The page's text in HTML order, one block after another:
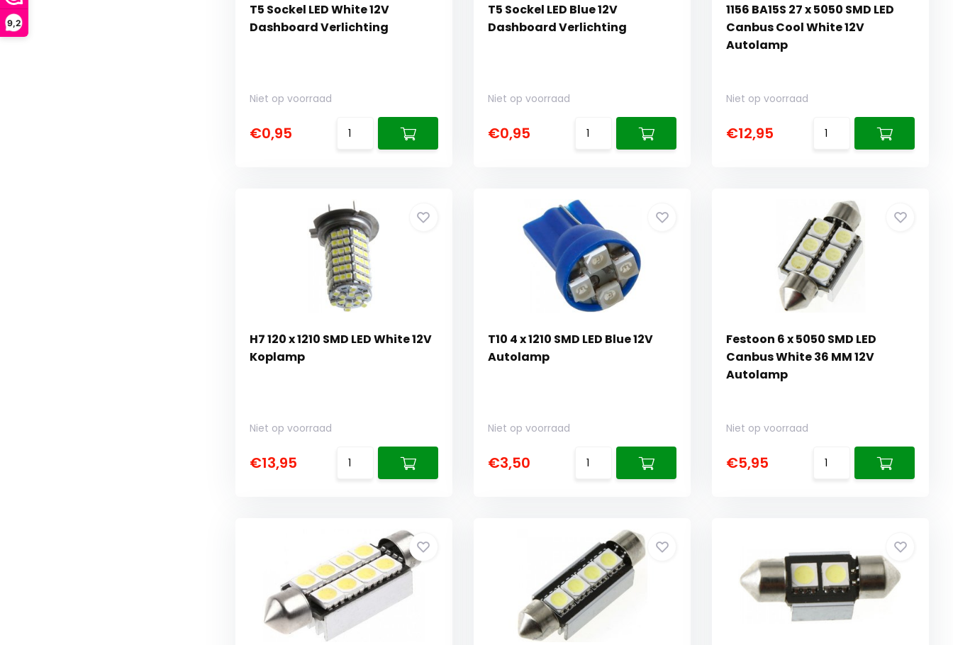
9,2
T5 Sockel LED White 12V
Dashboard Verlichting
Niet op voorraad
€0,95
T5 Sockel LED Blue 12V
Dashboard Verlichting
Niet op voorraad
€0,95
1156 BA15S 27 x 5050 SMD LED
Canbus Cool White 12V
Autolamp
Niet op voorraad
€12,95
H7 120 x 1210 SMD LED White 12V
Koplamp
Niet op voorraad
€13,95
T10 4 x 1210 SMD LED Blue 12V
Autolamp
Niet op voorraad
€3,50
Festoon 6 x 5050 SMD LED
Canbus White 36 MM 12V
Autolamp
Niet op voorraad
€5,95